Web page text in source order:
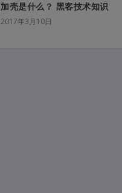
加壳是什么？ 黑客技术知识
2017年3月10日